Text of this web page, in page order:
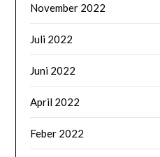
November 2022
Juli 2022
Juni 2022
April 2022
Feber 2022